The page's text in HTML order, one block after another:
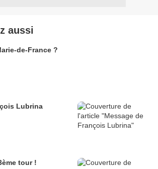
aussi
de-France ?
Lubrina
tour !